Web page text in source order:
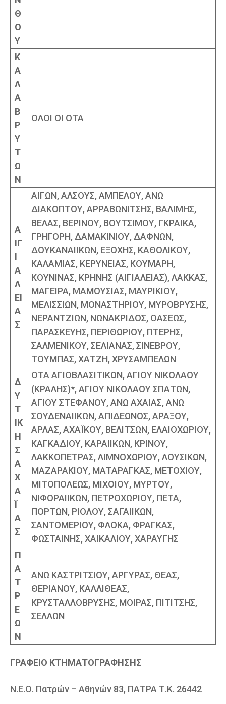
Θ
Ο
Υ
Κ
Α
Λ
Α
Β
Ρ
Υ
Τ
Ω
Ν
ΟΛΟΙ ΟΙ ΟΤΑ
Α
ΙΓ
Ι
Α
Λ
ΕΙ
Α
Σ
ΑΙΓΩΝ, ΑΛΣΟΥΣ, ΑΜΠΕΛΟΥ, ΑΝΩ
ΔΙΑΚΟΠΤΟΥ, ΑΡΡΑΒΩΝΙΤΣΗΣ, ΒΑΛΙΜΗΣ,
ΒΕΛΑΣ, ΒΕΡΙΝΟΥ, ΒΟΥΤΣΙΜΟΥ, ΓΚΡΑΙΚΑ,
ΓΡΗΓΟΡΗ, ΔΑΜΑΚΙΝΙΟΥ, ΔΑΦΝΩΝ,
ΔΟΥΚΑΝΑΙΙΚΩΝ, ΕΞΟΧΗΣ, ΚΑΘΟΛΙΚΟΥ,
ΚΑΛΑΜΙΑΣ, ΚΕΡΥΝΕΙΑΣ, ΚΟΥΜΑΡΗ,
ΚΟΥΝΙΝΑΣ, ΚΡΗΝΗΣ (ΑΙΓΙΑΛΕΙΑΣ), ΛΑΚΚΑΣ,
ΜΑΓΕΙΡΑ, ΜΑΜΟΥΣΙΑΣ, ΜΑΥΡΙΚΙΟΥ,
ΜΕΛΙΣΣΙΩΝ, ΜΟΝΑΣΤΗΡΙΟΥ, ΜΥΡΟΒΡΥΣΗΣ,
ΝΕΡΑΝΤΖΙΩΝ, ΝΩΝΑΚΡΙΔΟΣ, ΟΑΣΕΩΣ,
ΠΑΡΑΣΚΕΥΗΣ, ΠΕΡΙΘΩΡΙΟΥ, ΠΤΕΡΗΣ,
ΣΑΛΜΕΝΙΚΟΥ, ΣΕΛΙΑΝΑΣ, ΣΙΝΕΒΡΟΥ,
ΤΟΥΜΠΑΣ, ΧΑΤΖΗ, ΧΡΥΣΑΜΠΕΛΩΝ
Δ
Υ
Τ
ΙΚ
Η
Σ
Α
Χ
Α
Ϊ
Α
Σ
ΟΤΑ ΑΓΙΟΒΛΑΣΙΤΙΚΩΝ, ΑΓΙΟΥ ΝΙΚΟΛΑΟΥ
(ΚΡΑΛΗΣ)*, ΑΓΙΟΥ ΝΙΚΟΛΑΟΥ ΣΠΑΤΩΝ,
ΑΓΙΟΥ ΣΤΕΦΑΝΟΥ, ΑΝΩ ΑΧΑΙΑΣ, ΑΝΩ
ΣΟΥΔΕΝΑΙΙΚΩΝ, ΑΠΙΔΕΩΝΟΣ, ΑΡΑΞΟΥ,
ΑΡΛΑΣ, ΑΧΑΪΚΟΥ, ΒΕΛΙΤΣΩΝ, ΕΛΑΙΟΧΩΡΙΟΥ,
ΚΑΓΚΑΔΙΟΥ, ΚΑΡΑΙΙΚΩΝ, ΚΡΙΝΟΥ,
ΛΑΚΚΟΠΕΤΡΑΣ, ΛΙΜΝΟΧΩΡΙΟΥ, ΛΟΥΣΙΚΩΝ,
ΜΑΖΑΡΑΚΙΟΥ, ΜΑΤΑΡΑΓΚΑΣ, ΜΕΤΟΧΙΟΥ,
ΜΙΤΟΠΟΛΕΩΣ, ΜΙΧΟΙΟΥ, ΜΥΡΤΟΥ,
ΝΙΦΟΡΑΙΙΚΩΝ, ΠΕΤΡΟΧΩΡΙΟΥ, ΠΕΤΑ,
ΠΟΡΤΩΝ, ΡΙΟΛΟΥ, ΣΑΓΑΙΙΚΩΝ,
ΣΑΝΤΟΜΕΡΙΟΥ, ΦΛΟΚΑ, ΦΡΑΓΚΑΣ,
ΦΩΣΤΑΙΝΗΣ, ΧΑΙΚΑΛΙΟΥ, ΧΑΡΑΥΓΗΣ
Π
Α
Τ
Ρ
Ε
Ω
Ν
ΑΝΩ ΚΑΣΤΡΙΤΣΙΟΥ, ΑΡΓΥΡΑΣ, ΘΕΑΣ,
ΘΕΡΙΑΝΟΥ, ΚΑΛΛΙΘΕΑΣ,
ΚΡΥΣΤΑΛΛΟΒΡΥΣΗΣ, ΜΟΙΡΑΣ, ΠΙΤΙΤΣΗΣ,
ΣΕΛΛΩΝ
ΓΡΑΦΕΙΟ ΚΤΗΜΑΤΟΓΡΑΦΗΣΗΣ
Ν.Ε.Ο. Πατρών – Αθηνών 83, ΠΑΤΡΑ Τ.Κ. 26442